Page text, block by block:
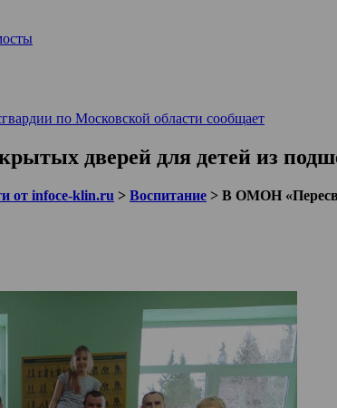
по Московской области сообщает
дверей для детей из
от infoce-klin.ru > Воспитание > В ОМОН